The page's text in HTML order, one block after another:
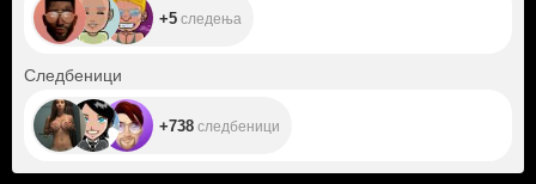
+5 следења
Следбеници
+738 следбеници